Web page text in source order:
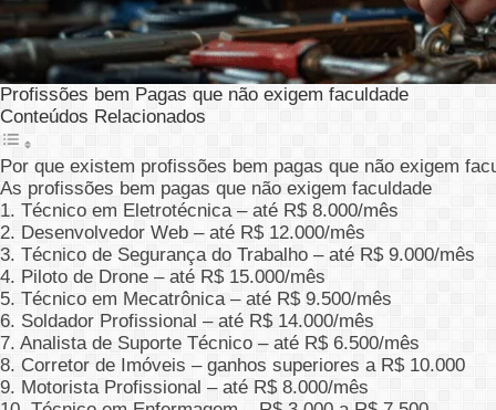
Profissões bem Pagas que não exigem faculdade
Conteúdos Relacionados
Por que existem profissões bem pagas que não exigem
As profissões bem pagas que não exigem faculdade
1. Técnico em Eletrotécnica – até R$ 8.000/mês
2. Desenvolvedor Web – até R$ 12.000/mês
3. Técnico de Segurança do Trabalho – até R$ 9.000/mês
4. Piloto de Drone – até R$ 15.000/mês
5. Técnico em Mecatrônica – até R$ 9.500/mês
6. Soldador Profissional – até R$ 14.000/mês
7. Analista de Suporte Técnico – até R$ 6.500/mês
8. Corretor de Imóveis – ganhos superiores a R$ 10.000
9. Motorista Profissional – até R$ 8.000/mês